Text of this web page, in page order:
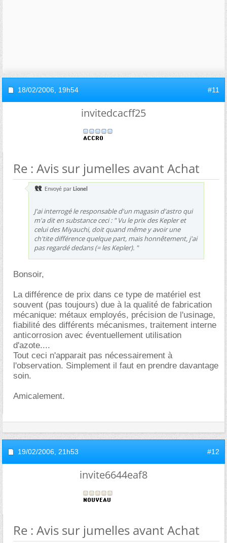
18/02/2006, 19h54 #11
invitedcacff25
Re : Avis sur jumelles avant Achat
Envoyé par Lionel
J'ai interrogé le responsable d'un magasin d'astro qui
m'a dit en substance ceci : " Vu le prix des Kepler et
celui des Miyauchi, doit quand même y avoir une
ch'tite différence quelque part, mais honnêtement, j'ai
pas regardé dedans (= les Kepler). "
Bonsoir,
La différence de prix dans ce type de matériel est
souvent (pas toujours) due à la qualité de fabrication
mécanique: métaux employés, précision de l'usinage,
fiabilité des différents mécanismes, traitement interne
anticorrosion avec éventuellement utilisation
d'azote....
Tout ceci n'apparait pas nécessairement à
l'observation. Simplement il faut en prendre davantage
soin.
Amicalement.
19/02/2006, 21h53 #12
invite6644eaf8
Re : Avis sur jumelles avant Achat